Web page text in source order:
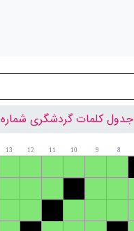
جدول کلمات گردشگری شماره 293
8
9
10
11
12
13